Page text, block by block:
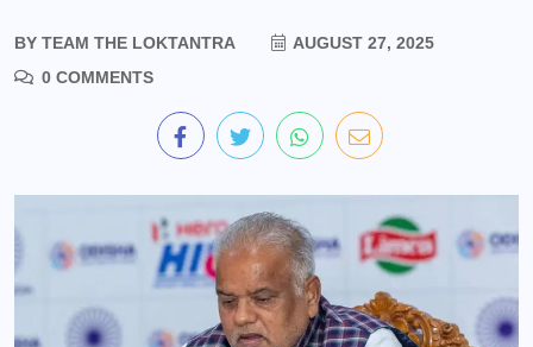
BY TEAM THE LOKTANTRA
AUGUST 27, 2025
0 COMMENTS